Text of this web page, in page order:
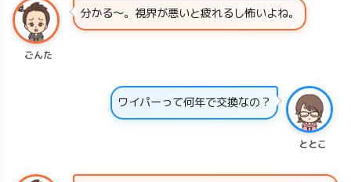
ごんた
分かる〜。視界が悪いと疲れるし怖いよね。
ととこ
ワイパーって何年で交換なの？